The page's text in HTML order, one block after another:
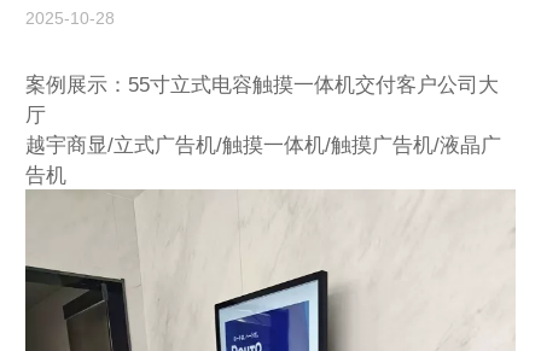
2025-10-28
案例展示：55寸立式电容触摸一体机交付客户公司大
厅
越宇商显/立式广告机/触摸一体机/触摸广告机/液晶广
告机